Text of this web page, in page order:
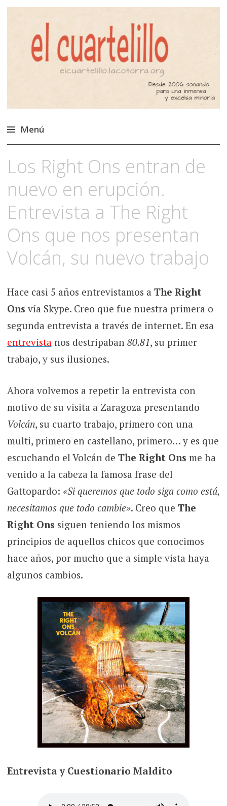
El Cuartelillo
Programa de radio de música
independiente. Podcast
Menú
Los Right Ons entran de
nuevo en erupción.
Entrevista a The Right
Ons que nos presentan
Volcán, su nuevo trabajo
Hace casi 5 años entrevistamos a The Right
Ons vía Skype. Creo que fue nuestra primera o
segunda entrevista a través de internet. En esa
entrevistanos destripaban 80.81, su primer
trabajo, y sus ilusiones.
Ahora volvemos a repetir la entrevista con
motivo de su visita a Zaragoza presentando
Volcán, su cuarto trabajo, primero con una
multi, primero en castellano, primero… y es que
escuchando el Volcán de The Right Ons me ha
venido a la cabeza la famosa frase del
Gattopardo: «Si queremos que todo siga como está,
necesitamos que todo cambie». Creo que The
Right Ons siguen teniendo los mismos
principios de aquellos chicos que conocimos
hace años, por mucho que a simple vista haya
algunos cambios.
Entrevista y Cuestionario Maldito